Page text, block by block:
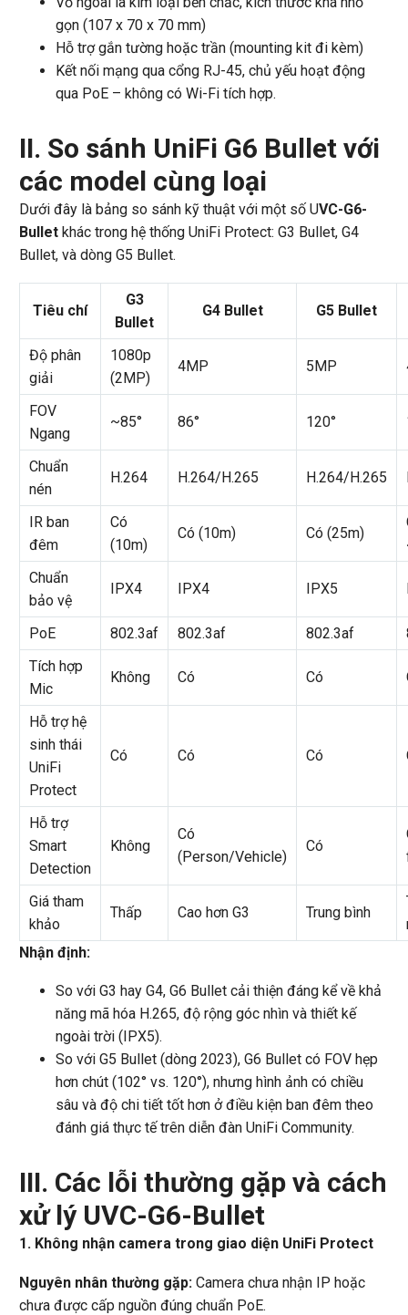
gọn (107 x 70 x 70 mm)
Hỗ trợ gắn tường hoặc trần (mounting kit đi kèm)
Kết nối mạng qua cổng RJ-45, chủ yếu hoạt động
qua PoE – không có Wi-Fi tích hợp.
II. So sánh UniFi G6 Bullet với
các model cùng loại
Dưới đây là bảng so sánh kỹ thuật với một số UVC-G6-
Bullet khác trong hệ thống UniFi Protect: G3 Bullet, G4
Bullet, và dòng G5 Bullet.
Tiêu chí
G3
Bullet
G4 Bullet G5 Bullet
Độ phân
giải
1080p
(2MP)
4MP 5MP
FOV
Ngang
~85° 86° 120°
Chuẩn
nén
H.264 H.264/H.265 H.264/H.265
IR ban
đêm
Có
(10m)
Có (10m) Có (25m)
Chuẩn
bảo vệ
IPX4 IPX4 IPX5
PoE 802.3af 802.3af 802.3af
Tích hợp
Mic
Không Có Có
Hỗ trợ hệ
sinh thái
UniFi
Protect
Có Có Có
Hỗ trợ
Smart
Detection
Không
Có
(Person/Vehicle)
Có
Giá tham
khảo
Thấp Cao hơn G3 Trung bình
Nhận định:
So với G3 hay G4, G6 Bullet cải thiện đáng kể về khả
năng mã hóa H.265, độ rộng góc nhìn và thiết kế
ngoài trời (IPX5).
So với G5 Bullet (dòng 2023), G6 Bullet có FOV hẹp
hơn chút (102° vs. 120°), nhưng hình ảnh có chiều
sâu và độ chi tiết tốt hơn ở điều kiện ban đêm theo
đánh giá thực tế trên diễn đàn UniFi Community.
III. Các lỗi thường gặp và cách
xử lý UVC-G6-Bullet
1. Không nhận camera trong giao diện UniFi Protect
Nguyên nhân thường gặp: Camera chưa nhận IP hoặc
chưa được cấp nguồn đúng chuẩn PoE.